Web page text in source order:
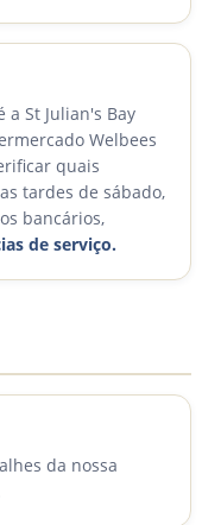
St Julian's Bay
Welbees
quais
tardes de sábado,
bancários,
de serviço.
da nossa